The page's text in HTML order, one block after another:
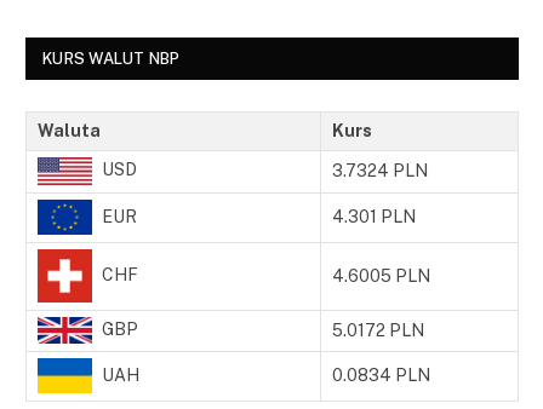
KURS WALUT NBP
Waluta Kurs
USD 3.7324 PLN
EUR 4.301 PLN
CHF 4.6005 PLN
GBP 5.0172 PLN
UAH 0.0834 PLN